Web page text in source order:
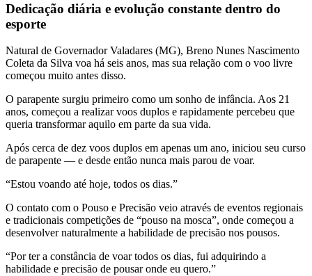
Dedicação diária e evolução constante dentro do
esporte
Natural de Governador Valadares (MG), Breno Nunes Nascimento
Coleta da Silva voa há seis anos, mas sua relação com o voo livre
começou muito antes disso.
O parapente surgiu primeiro como um sonho de infância. Aos 21
anos, começou a realizar voos duplos e rapidamente percebeu que
queria transformar aquilo em parte da sua vida.
Após cerca de dez voos duplos em apenas um ano, iniciou seu curso
de parapente — e desde então nunca mais parou de voar.
“Estou voando até hoje, todos os dias.”
O contato com o Pouso e Precisão veio através de eventos regionais
e tradicionais competições de “pouso na mosca”, onde começou a
desenvolver naturalmente a habilidade de precisão nos pousos.
“Por ter a constância de voar todos os dias, fui adquirindo a
habilidade e precisão de pousar onde eu quero.”